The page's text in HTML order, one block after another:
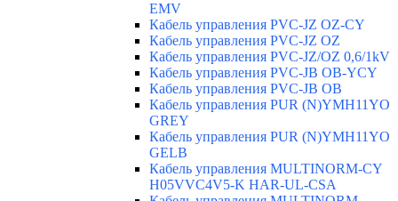
EMV
Кабель управления PVC-JZ OZ-CY
Кабель управления PVC-JZ OZ
Кабель управления PVC-JZ/OZ 0,6/1kV
Кабель управления PVC-JB OB-YCY
Кабель управления PVC-JB OB
Кабель управления PUR (N)YMH11YO
GREY
Кабель управления PUR (N)YMH11YO
GELB
Кабель управления MULTINORM-CY
H05VVC4V5-K HAR-UL-CSA